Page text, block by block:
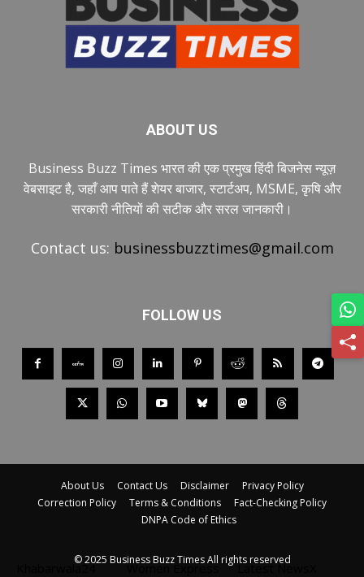
ABOUT US
Business Buzz Times भारत की एक प्रमुख हिंदी बिजनेस न्यूज़
वेबसाइट है, जहाँ आप पाते हैं शेयर बाजार, स्टार्टअप, MSME, कृषि और
सरकारी नीतियों की सटीक और सरल जानकारी।
Contact us: businessbuzztimes@gmail.com
FOLLOW US
About Us Contact Us Disclaimer
Privacy Policy
Correction Policy
Terms & Conditions
Fact-Checking Policy
DNPA Code of Ethics
© 2025 Business Buzz Times All rights reserved
Khabarwala24 Women Express Latest NewsX